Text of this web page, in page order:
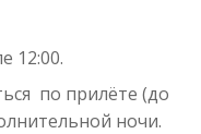
12:00.
по прилёте (до
ночи.